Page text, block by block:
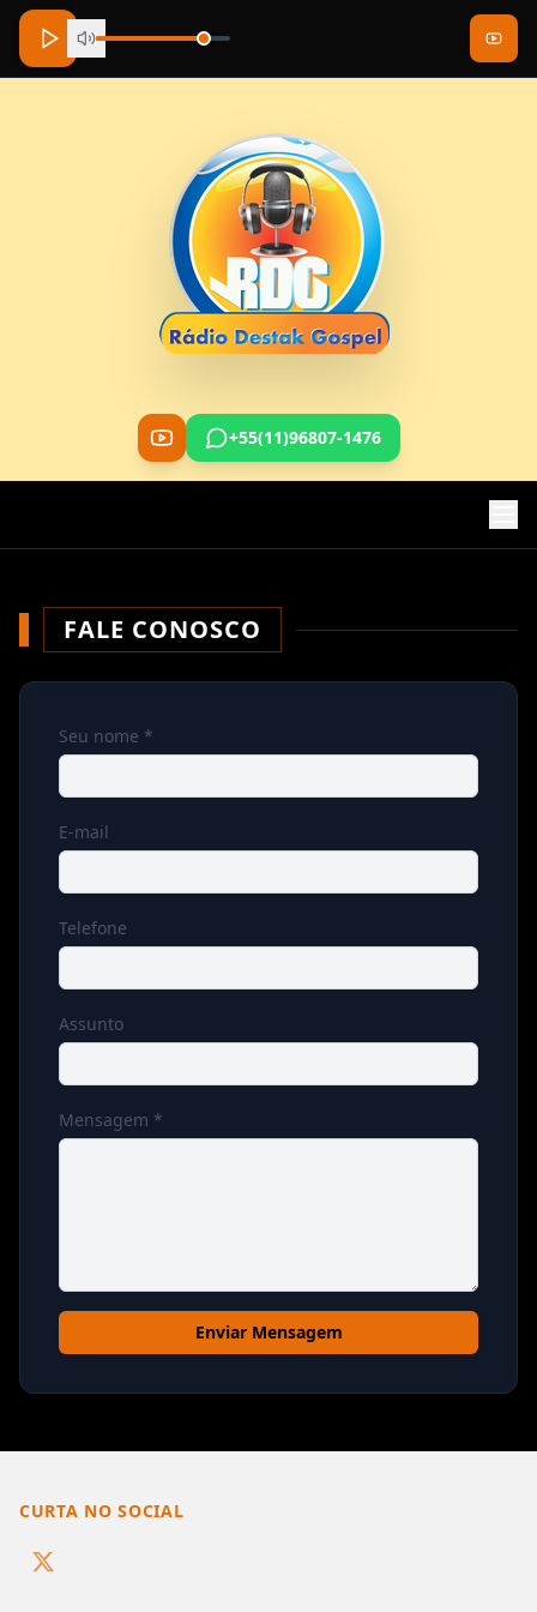
+55(11)96807-1476
FALE CONOSCO
Seu nome *
E-mail
Telefone
Assunto
Mensagem *
Enviar Mensagem
CURTA NO SOCIAL